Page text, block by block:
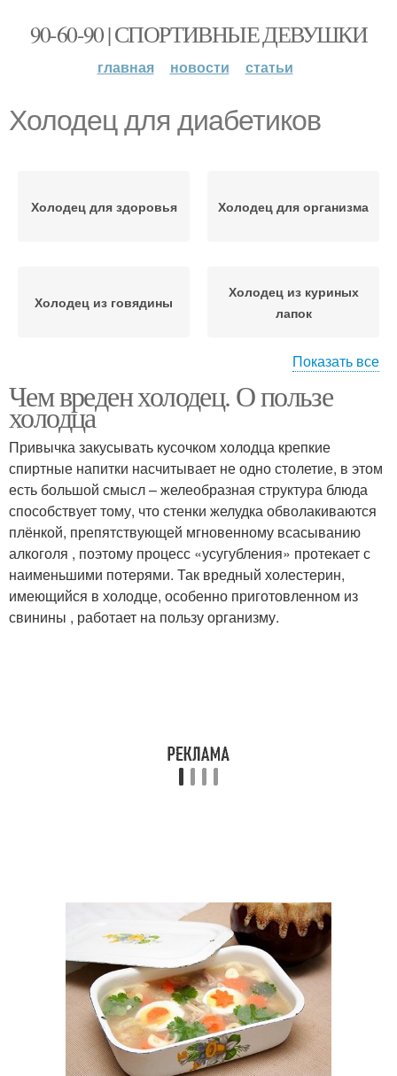
90-60-90 | СПОРТИВНЫЕ ДЕВУШКИ
главная новости статьи
Холодец для диабетиков
Холодец для здоровья Холодец для организма
Холодец из говядины
Холодец из куриных
лапок
Холодец при диабете
Показать все
Чем вреден холодец. О пользе
холодца
Привычка закусывать кусочком холодца крепкие
спиртные напитки насчитывает не одно столетие, в этом
есть большой смысл – желеобразная структура блюда
способствует тому, что стенки желудка обволакиваются
плёнкой, препятствующей мгновенному всасыванию
алкоголя , поэтому процесс «усугубления» протекает с
наименьшими потерями. Так вредный холестерин,
имеющийся в холодце, особенно приготовленном из
свинины , работает на пользу организму.